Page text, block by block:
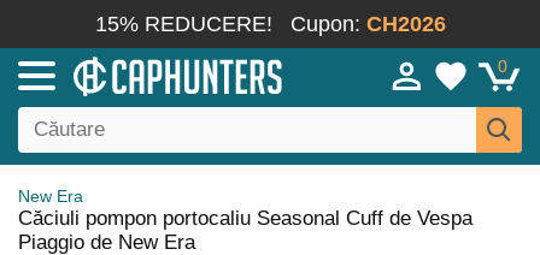
15% REDUCERE! Cupon: CH2026
0
New Era
Căciuli pompon portocaliu Seasonal Cuff de Vespa
Piaggio de New Era